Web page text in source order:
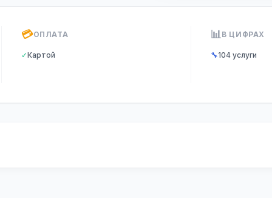
💳ОПЛАТА
✓Картой
📊В ЦИФРАХ
🔧104 услуги